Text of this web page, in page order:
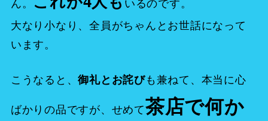
大なり小なり、全員がちゃんとお世話になって
います。
こうなると、御礼とお詫びも兼ねて、本当に心
ばかりの品ですが、せめて茶店で何か